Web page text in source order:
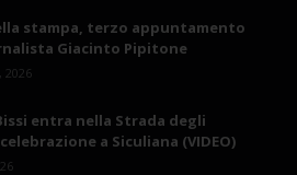
stampa, terzo appuntamento
Giacinto Pipitone
2026
entra nella Strada degli
a Siculiana (VIDEO)